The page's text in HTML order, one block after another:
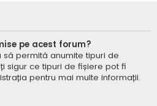
pe acest forum?
permită anumite tipuri de
sigur ce tipuri de fișiere pot fi
pentru mai multe informații.